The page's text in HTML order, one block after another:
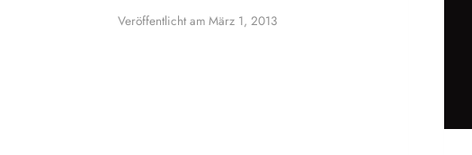
Veröffentlicht am März 1, 2013